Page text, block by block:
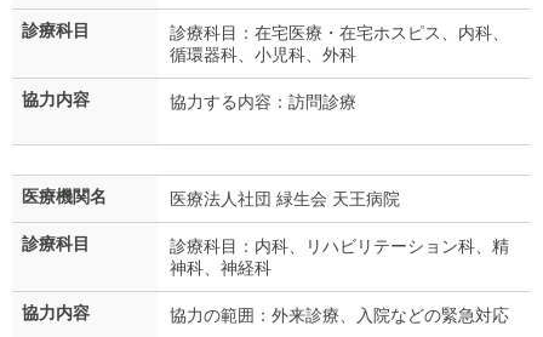
診療科目
診療科目：在宅医療・在宅ホスピス、内科、
循環器科、小児科、外科
協力内容 協力する内容：訪問診療
医療機関名 医療法人社団 緑生会 天王病院
診療科目
診療科目：内科、リハビリテーション科、精
神科、神経科
協力内容 協力の範囲：外来診療、入院などの緊急対応